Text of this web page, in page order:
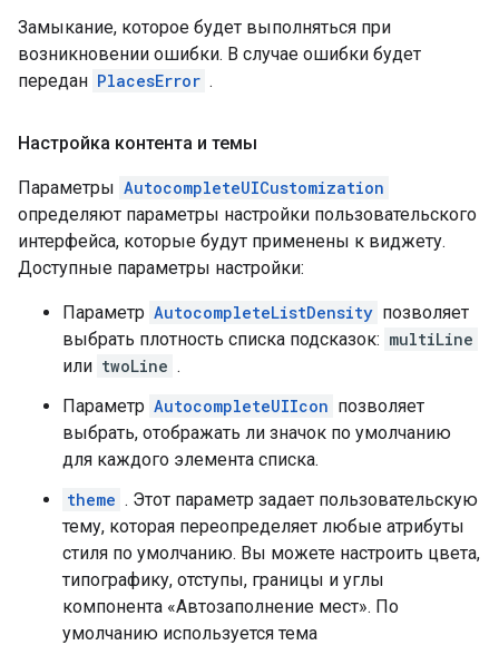
Замыкание, которое будет выполняться при
возникновении ошибки. В случае ошибки будет
передан PlacesError .
Настройка контента и темы
Параметры AutocompleteUICustomization
определяют параметры настройки пользовательского
интерфейса, которые будут применены к виджету.
Доступные параметры настройки:
Параметр AutocompleteListDensity позволяет
выбрать плотность списка подсказок: multiLine
или twoLine .
Параметр AutocompleteUIIcon позволяет
выбрать, отображать ли значок по умолчанию
для каждого элемента списка.
theme . Этот параметр задает пользовательскую
тему, которая переопределяет любые атрибуты
стиля по умолчанию. Вы можете настроить цвета,
типографику, отступы, границы и углы
компонента «Автозаполнение мест». По
умолчанию используется тема